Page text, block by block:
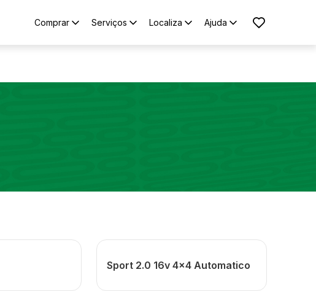
Comprar Serviços Localiza Ajuda
Sport 2.0 16v 4x4 Automatico